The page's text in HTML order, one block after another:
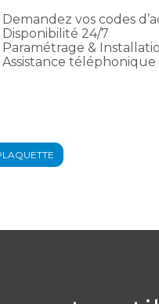
Demandez vos codes
Disponibilité 24/7
Paramétrage &
Assistance téléphonique